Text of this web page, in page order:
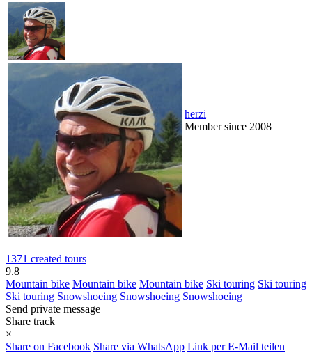
herzi
Member since 2008
1371 created tours
9.8
Mountain bike Mountain bike Mountain bike Ski touring Ski touring
Ski touring Snowshoeing Snowshoeing Snowshoeing
Send private message
Share track
×
Share on Facebook Share via WhatsApp Link per E-Mail teilen